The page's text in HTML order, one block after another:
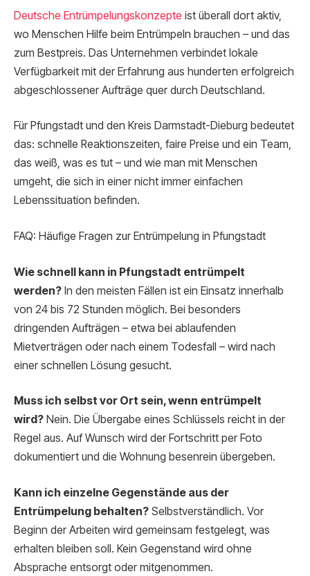
Deutsche Entrümpelungskonzepte ist überall dort aktiv,
wo Menschen Hilfe beim Entrümpeln brauchen – und das
zum Bestpreis. Das Unternehmen verbindet lokale
Verfügbarkeit mit der Erfahrung aus hunderten erfolgreich
abgeschlossener Aufträge quer durch Deutschland.
Für Pfungstadt und den Kreis Darmstadt-Dieburg bedeutet
das: schnelle Reaktionszeiten, faire Preise und ein Team,
das weiß, was es tut – und wie man mit Menschen
umgeht, die sich in einer nicht immer einfachen
Lebenssituation befinden.
FAQ: Häufige Fragen zur Entrümpelung in Pfungstadt
Wie schnell kann in Pfungstadt entrümpelt
werden? In den meisten Fällen ist ein Einsatz innerhalb
von 24 bis 72 Stunden möglich. Bei besonders
dringenden Aufträgen – etwa bei ablaufenden
Mietverträgen oder nach einem Todesfall – wird nach
einer schnellen Lösung gesucht.
Muss ich selbst vor Ort sein, wenn entrümpelt
wird? Nein. Die Übergabe eines Schlüssels reicht in der
Regel aus. Auf Wunsch wird der Fortschritt per Foto
dokumentiert und die Wohnung besenrein übergeben.
Kann ich einzelne Gegenstände aus der
Entrümpelung behalten? Selbstverständlich. Vor
Beginn der Arbeiten wird gemeinsam festgelegt, was
erhalten bleiben soll. Kein Gegenstand wird ohne
Absprache entsorgt oder mitgenommen.